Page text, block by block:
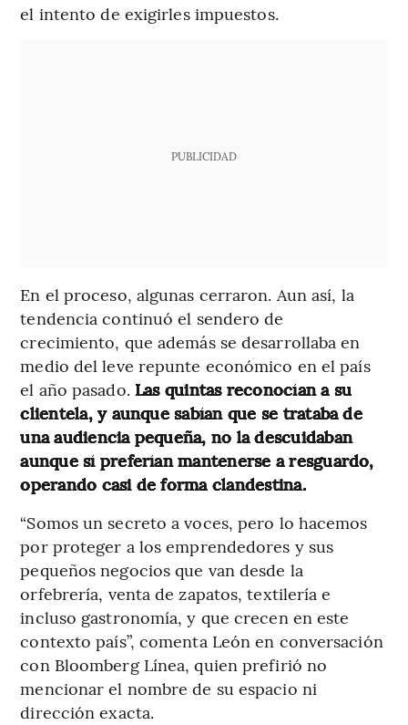
el intento de exigirles impuestos.
PUBLICIDAD
En el proceso, algunas cerraron. Aun así, la
tendencia continuó el sendero de
crecimiento, que además se desarrollaba en
medio del leve repunte económico en el país
el año pasado. Las quintas reconocían a su
clientela, y aunque sabían que se trataba de
una audiencia pequeña, no la descuidaban
aunque sí preferían mantenerse a resguardo,
operando casi de forma clandestina.
“Somos un secreto a voces, pero lo hacemos
por proteger a los emprendedores y sus
pequeños negocios que van desde la
orfebrería, venta de zapatos, textilería e
incluso gastronomía, y que crecen en este
contexto país”, comenta León en conversación
con Bloomberg Línea, quien prefirió no
mencionar el nombre de su espacio ni
dirección exacta.